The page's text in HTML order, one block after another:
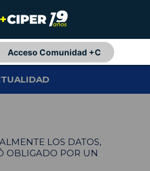
Acceso Comunidad +C
LOS DATOS,
OBLIGADO POR UN